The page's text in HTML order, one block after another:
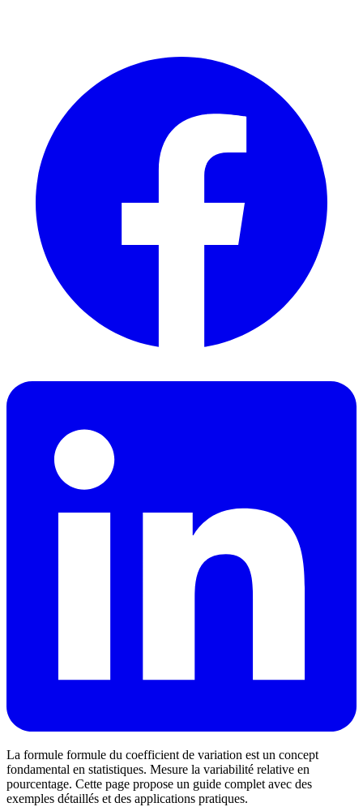
La formule formule du coefficient de variation est un concept
fondamental en statistiques. Mesure la variabilité relative en
pourcentage. Cette page propose un guide complet avec des
exemples détaillés et des applications pratiques.